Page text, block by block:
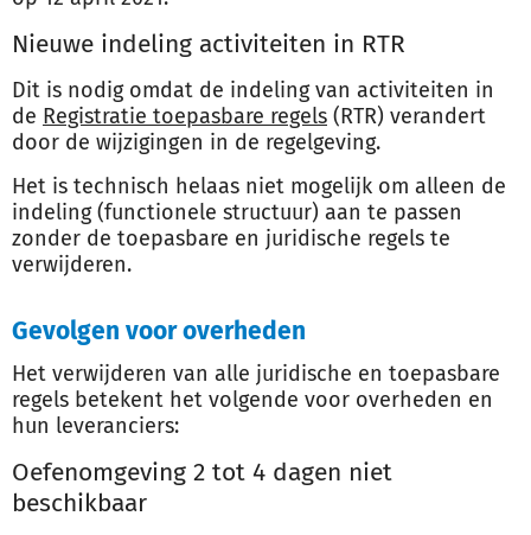
Nieuwe indeling activiteiten in RTR
Dit is nodig omdat de indeling van activiteiten in
de Registratie toepasbare regels (RTR) verandert
door de wijzigingen in de regelgeving.
Het is technisch helaas niet mogelijk om alleen de
indeling (functionele structuur) aan te passen
zonder de toepasbare en juridische regels te
verwijderen.
Gevolgen voor overheden
Het verwijderen van alle juridische en toepasbare
regels betekent het volgende voor overheden en
hun leveranciers:
Oefenomgeving 2 tot 4 dagen niet
beschikbaar